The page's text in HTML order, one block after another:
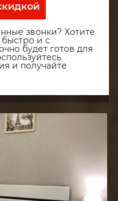
звонки? Хотите
быстро и с
будет готов для
и получайте